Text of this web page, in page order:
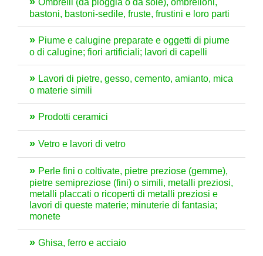
Ombrelli (da pioggia o da sole), ombrelloni,
bastoni, bastoni-sedile, fruste, frustini e loro parti
Piume e calugine preparate e oggetti di piume
o di calugine; fiori artificiali; lavori di capelli
Lavori di pietre, gesso, cemento, amianto, mica
o materie simili
Prodotti ceramici
Vetro e lavori di vetro
Perle fini o coltivate, pietre preziose (gemme),
pietre semipreziose (fini) o simili, metalli preziosi,
metalli placcati o ricoperti di metalli preziosi e
lavori di queste materie; minuterie di fantasia;
monete
Ghisa, ferro e acciaio